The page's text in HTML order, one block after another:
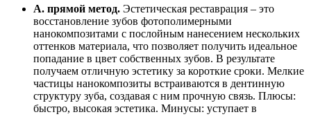
А. прямой метод. Эстетическая реставрация – это
восстановление зубов фотополимерными
нанокомпозитами с послойным нанесением нескольких
оттенков материала, что позволяет получить идеальное
попадание в цвет собственных зубов. В результате
получаем отличную эстетику за короткие сроки. Мелкие
частицы нанокомпозиты встраиваются в дентинную
структуру зуба, создавая с ним прочную связь. Плюсы:
быстро, высокая эстетика. Минусы: уступает в